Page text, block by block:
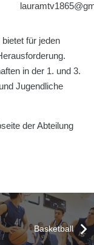
für jeden
in der 1. und 3.
Jugendliche
der Abteilung
Basketball